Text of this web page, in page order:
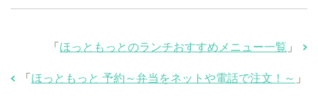
「 ほっともっとのランチおすすめメニュー一覧 」
「 ほっともっと 予約～弁当をネットや電話で注文！～ 」